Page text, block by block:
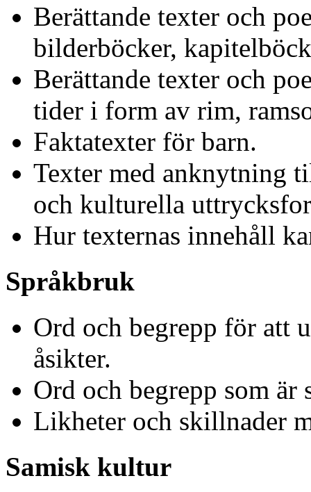
Berättande texter och
bilderböcker,
Berättande texter och
tider i form av rim,
Faktatexter för barn.
Texter med anknytning
och kulturella
Hur texternas innehåll
Språkbruk
Ord och begrepp för att
åsikter.
Ord och begrepp som
Likheter och skillnader
Samisk kultur